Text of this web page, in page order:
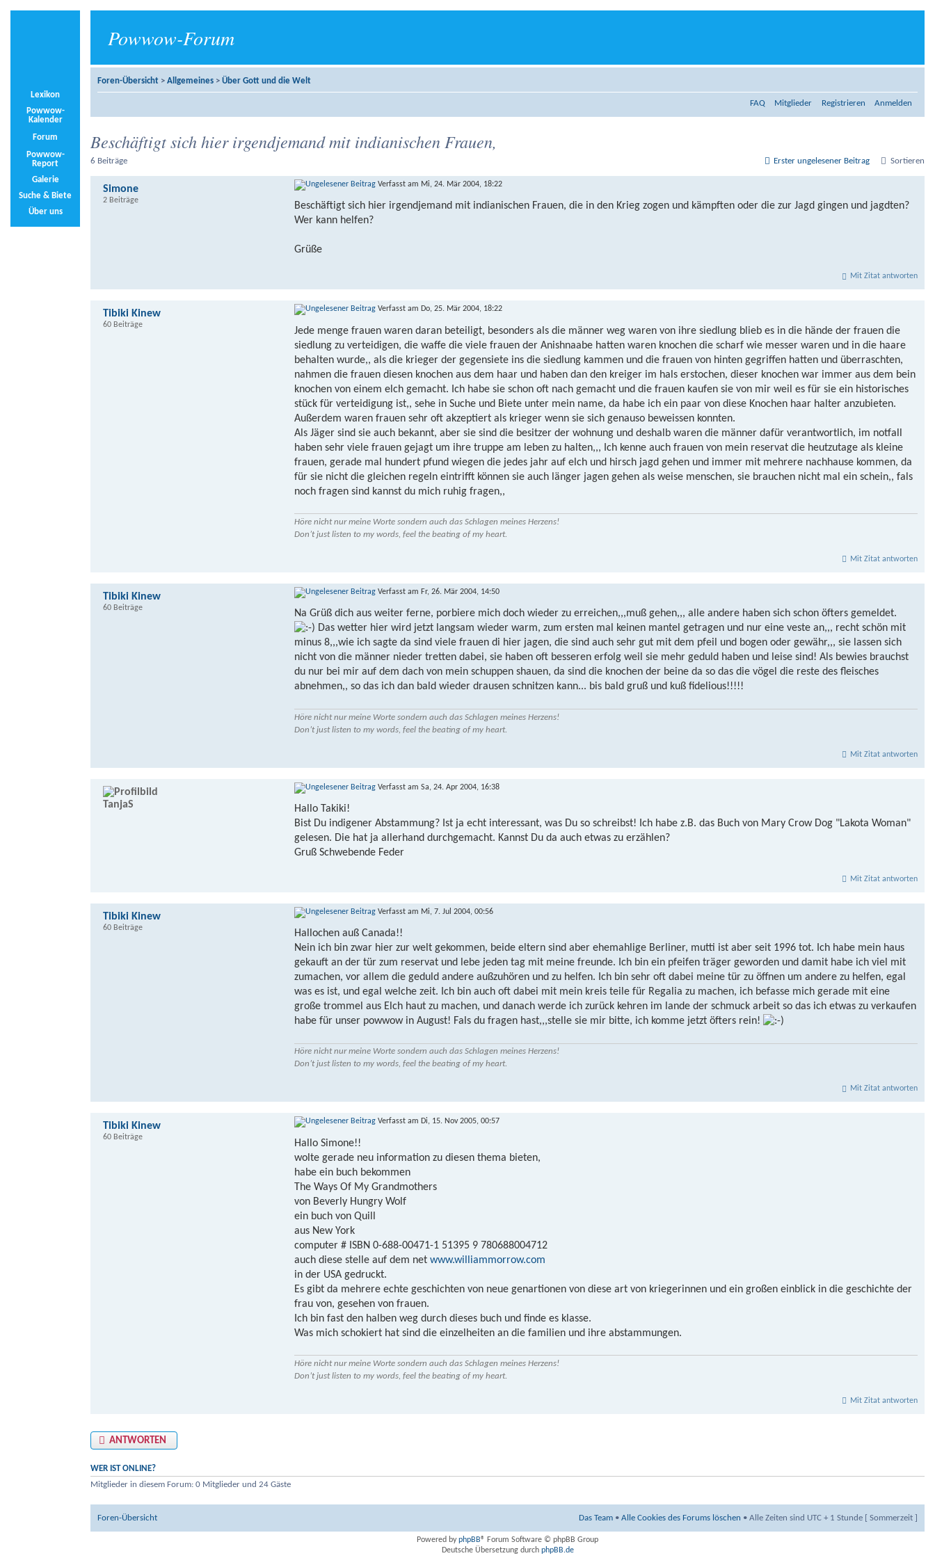
Powwow-Forum
Lexikon
Powwow-
Kalender
Forum
Powwow-
Report
Galerie
Suche & Biete
Über uns
Foren-Übersicht > Allgemeines > Über Gott und die Welt
FAQ Mitglieder Registrieren Anmelden
Beschäftigt sich hier irgendjemand mit indianischen Frauen,
6 Beiträge Erster ungelesener Beitrag Sortieren
Verfasst am Mi, 24. Mär 2004, 18:22
Beschäftigt sich hier irgendjemand mit indianischen Frauen, die in den Krieg zogen und kämpften oder die zur Jagd gingen und jagdten?
Wer kann helfen?
Grüße
Mit Zitat antworten
Simone
2 Beiträge
Verfasst am Do, 25. Mär 2004, 18:22
Jede menge frauen waren daran beteiligt, besonders als die männer weg waren von ihre siedlung blieb es in die hände der frauen die
siedlung zu verteidigen, die waffe die viele frauen der Anishnaabe hatten waren knochen die scharf wie messer waren und in die haare
behalten wurde,, als die krieger der gegensiete ins die siedlung kammen und die frauen von hinten gegriffen hatten und überraschten,
nahmen die frauen diesen knochen aus dem haar und haben dan den kreiger im hals erstochen, dieser knochen war immer aus dem bein
knochen von einem elch gemacht. Ich habe sie schon oft nach gemacht und die frauen kaufen sie von mir weil es für sie ein historisches
stück für verteidigung ist,, sehe in Suche und Biete unter mein name, da habe ich ein paar von diese Knochen haar halter anzubieten.
Außerdem waren frauen sehr oft akzeptiert als krieger wenn sie sich genauso beweissen konnten.
Als Jäger sind sie auch bekannt, aber sie sind die besitzer der wohnung und deshalb waren die männer dafür verantwortlich, im notfall
haben sehr viele frauen gejagt um ihre truppe am leben zu halten,,, Ich kenne auch frauen von mein reservat die heutzutage als kleine
frauen, gerade mal hundert pfund wiegen die jedes jahr auf elch und hirsch jagd gehen und immer mit mehrere nachhause kommen, da
für sie nicht die gleichen regeln eintrifft können sie auch länger jagen gehen als weise menschen, sie brauchen nicht mal ein schein,, fals
noch fragen sind kannst du mich ruhig fragen,,
Höre nicht nur meine Worte sondern auch das Schlagen meines Herzens!
Don’t just listen to my words, feel the beating of my heart.
Mit Zitat antworten
Tibiki Kinew
60 Beiträge
Verfasst am Fr, 26. Mär 2004, 14:50
Na Grüß dich aus weiter ferne, porbiere mich doch wieder zu erreichen,,,muß gehen,,, alle andere haben sich schon öfters gemeldet.
Das wetter hier wird jetzt langsam wieder warm, zum ersten mal keinen mantel getragen und nur eine veste an,,, recht schön mit
minus 8,,,wie ich sagte da sind viele frauen di hier jagen, die sind auch sehr gut mit dem pfeil und bogen oder gewähr,,, sie lassen sich
nicht von die männer nieder tretten dabei, sie haben oft besseren erfolg weil sie mehr geduld haben und leise sind! Als bewies brauchst
du nur bei mir auf dem dach von mein schuppen shauen, da sind die knochen der beine da so das die vögel die reste des fleisches
abnehmen,, so das ich dan bald wieder drausen schnitzen kann... bis bald gruß und kuß fidelious!!!!!
Höre nicht nur meine Worte sondern auch das Schlagen meines Herzens!
Don’t just listen to my words, feel the beating of my heart.
Mit Zitat antworten
Tibiki Kinew
60 Beiträge
Verfasst am Sa, 24. Apr 2004, 16:38
Hallo Takiki!
Bist Du indigener Abstammung? Ist ja echt interessant, was Du so schreibst! Ich habe z.B. das Buch von Mary Crow Dog "Lakota Woman"
gelesen. Die hat ja allerhand durchgemacht. Kannst Du da auch etwas zu erzählen?
Gruß Schwebende Feder
Mit Zitat antworten
TanjaS
Verfasst am Mi, 7. Jul 2004, 00:56
Hallochen auß Canada!!
Nein ich bin zwar hier zur welt gekommen, beide eltern sind aber ehemahlige Berliner, mutti ist aber seit 1996 tot. Ich habe mein haus
gekauft an der tür zum reservat und lebe jeden tag mit meine freunde. Ich bin ein pfeifen träger geworden und damit habe ich viel mit
zumachen, vor allem die geduld andere außzuhören und zu helfen. Ich bin sehr oft dabei meine tür zu öffnen um andere zu helfen, egal
was es ist, und egal welche zeit. Ich bin auch oft dabei mit mein kreis teile für Regalia zu machen, ich befasse mich gerade mit eine
große trommel aus Elch haut zu machen, und danach werde ich zurück kehren im lande der schmuck arbeit so das ich etwas zu verkaufen
habe für unser powwow in August! Fals du fragen hast,,,stelle sie mir bitte, ich komme jetzt öfters rein!
Höre nicht nur meine Worte sondern auch das Schlagen meines Herzens!
Don’t just listen to my words, feel the beating of my heart.
Mit Zitat antworten
Tibiki Kinew
60 Beiträge
Verfasst am Di, 15. Nov 2005, 00:57
Hallo Simone!!
wolte gerade neu information zu diesen thema bieten,
habe ein buch bekommen
The Ways Of My Grandmothers
von Beverly Hungry Wolf
ein buch von Quill
aus New York
computer # ISBN 0-688-00471-1 51395 9 780688004712
auch diese stelle auf dem net www.williammorrow.com
in der USA gedruckt.
Es gibt da mehrere echte geschichten von neue genartionen von diese art von kriegerinnen und ein großen einblick in die geschichte der
frau von, gesehen von frauen.
Ich bin fast den halben weg durch dieses buch und finde es klasse.
Was mich schokiert hat sind die einzelheiten an die familien und ihre abstammungen.
Höre nicht nur meine Worte sondern auch das Schlagen meines Herzens!
Don’t just listen to my words, feel the beating of my heart.
Mit Zitat antworten
Tibiki Kinew
60 Beiträge
ANTWORTEN
WER IST ONLINE?
Mitglieder in diesem Forum: 0 Mitglieder und 24 Gäste
Foren-Übersicht Das Team • Alle Cookies des Forums löschen • Alle Zeiten sind UTC + 1 Stunde [ Sommerzeit ]
Powered byphpBB® Forum Software © phpBB Group
Deutsche Übersetzung durch phpBB.de